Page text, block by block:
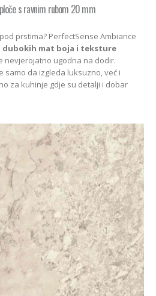
s ravnim rubom 20 mm
prstima? PerfectSense Ambiance
dubokih mat boja i teksture
nevjerojatno ugodna na dodir.
samo da izgleda luksuzno, već i
za kuhinje gdje su detalji i dobar